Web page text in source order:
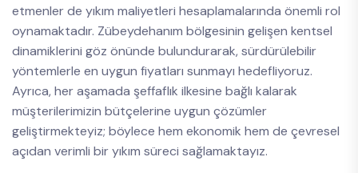
etmenler de yıkım maliyetleri hesaplamalarında önemli rol
oynamaktadır. Zübeydehanım bölgesinin gelişen kentsel
dinamiklerini göz önünde bulundurarak, sürdürülebilir
yöntemlerle en uygun fiyatları sunmayı hedefliyoruz.
Ayrıca, her aşamada şeffaflık ilkesine bağlı kalarak
müşterilerimizin bütçelerine uygun çözümler
geliştirmekteyiz; böylece hem ekonomik hem de çevresel
açıdan verimli bir yıkım süreci sağlamaktayız.